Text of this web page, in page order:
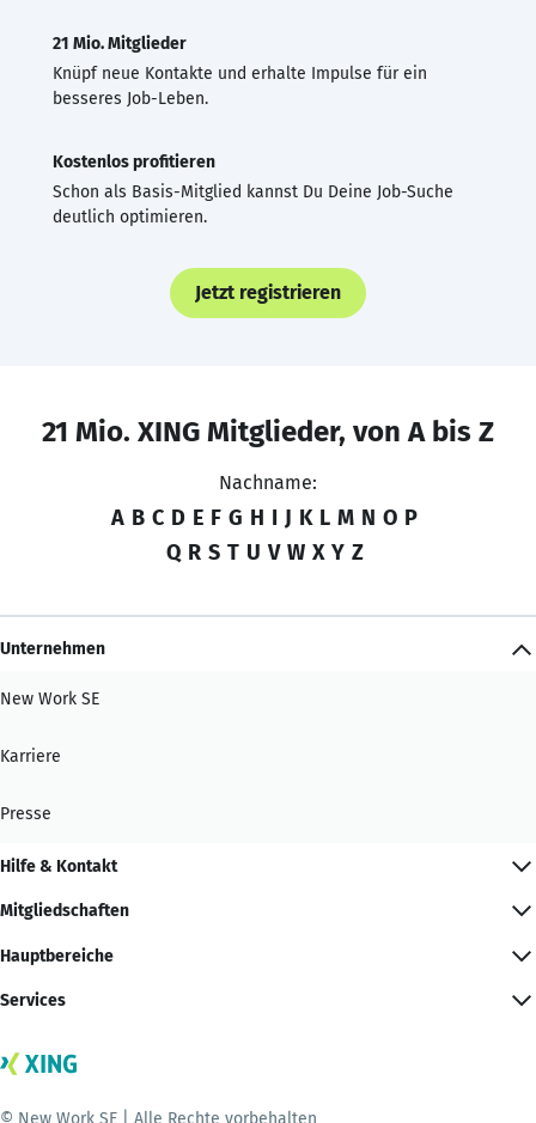
21 Mio. Mitglieder
Knüpf neue Kontakte und erhalte Impulse für ein
besseres Job-Leben.
Kostenlos profitieren
Schon als Basis-Mitglied kannst Du Deine Job-Suche
deutlich optimieren.
Jetzt registrieren
21 Mio. XING Mitglieder, von A bis Z
Nachname:
A B C D E F G H I J K L M N O P
Q R S T U V W X Y Z
Unternehmen
New Work SE
Karriere
Presse
Hilfe & Kontakt
Mitgliedschaften
Hauptbereiche
Services
© New Work SE | Alle Rechte vorbehalten